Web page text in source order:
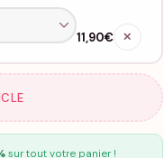
11,90€ ✕
sur tout votre panier !